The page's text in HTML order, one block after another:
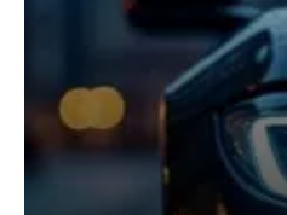
24 janvier 2026